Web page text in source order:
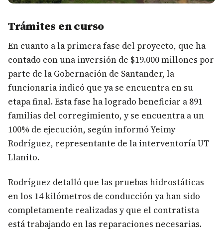
Trámites en curso
En cuanto a la primera fase del proyecto, que ha
contado con una inversión de $19.000 millones por
parte de la Gobernación de Santander, la
funcionaria indicó que ya se encuentra en su
etapa final. Esta fase ha logrado beneficiar a 891
familias del corregimiento, y se encuentra a un
100% de ejecución, según informó Yeimy
Rodríguez, representante de la interventoría UT
Llanito.
Rodríguez detalló que las pruebas hidrostáticas
en los 14 kilómetros de conducción ya han sido
completamente realizadas y que el contratista
está trabajando en las reparaciones necesarias.